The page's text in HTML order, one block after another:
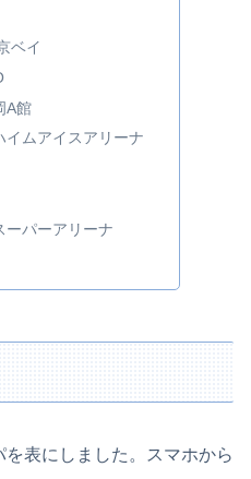
ベイ
A館
イムアイスアリーナ
ーパーアリーナ
表にしました。スマホから